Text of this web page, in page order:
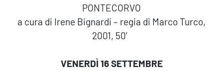
PONTECORVO
a cura di Irene Bignardi – regia di Marco Turco,
2001, 50′
VENERDÌ 16 SETTEMBRE